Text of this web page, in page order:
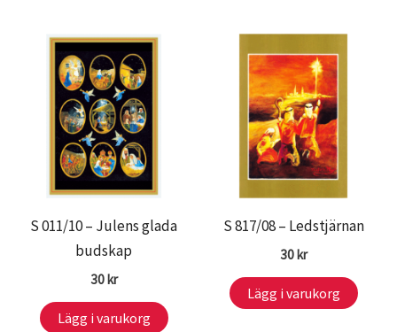
S 011/10 – Julens glada
budskap
30kr
Lägg i varukorg
S 817/08 – Ledstjärnan
30kr
Lägg i varukorg